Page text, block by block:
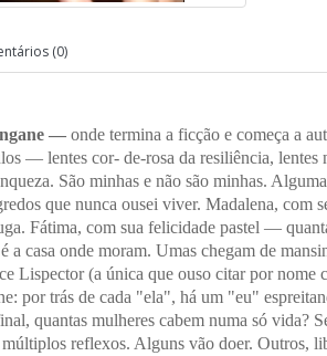
(0)
— onde termina a ficção e começa a
— lentes cor- de-rosa da resiliência, lentes
São minhas e não são minhas.
que nunca ousei viver. Madalena, com
Fátima, com sua felicidade pastel —
a casa onde moram. Umas chegam de
Lispector (a única que ouso citar por nome
por trás de cada "ela", há um "eu"
quantas mulheres cabem numa só vida?
reflexos. Alguns vão doer. Outros,